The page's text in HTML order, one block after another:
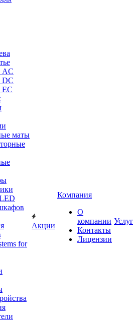
AC
DC
EC
маты
for
Акции
Компания
О
компании
Контакты
Лицензии